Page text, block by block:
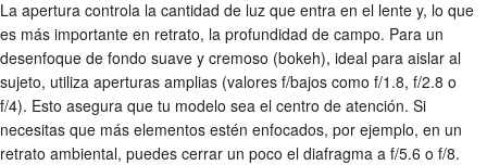
La apertura controla la cantidad de luz que entra en el lente y, lo que
es más importante en retrato, la profundidad de campo. Para un
desenfoque de fondo suave y cremoso (bokeh), ideal para aislar al
sujeto, utiliza aperturas amplias (valores f/bajos como f/1.8, f/2.8 o
f/4). Esto asegura que tu modelo sea el centro de atención. Si
necesitas que más elementos estén enfocados, por ejemplo, en un
retrato ambiental, puedes cerrar un poco el diafragma a f/5.6 o f/8.